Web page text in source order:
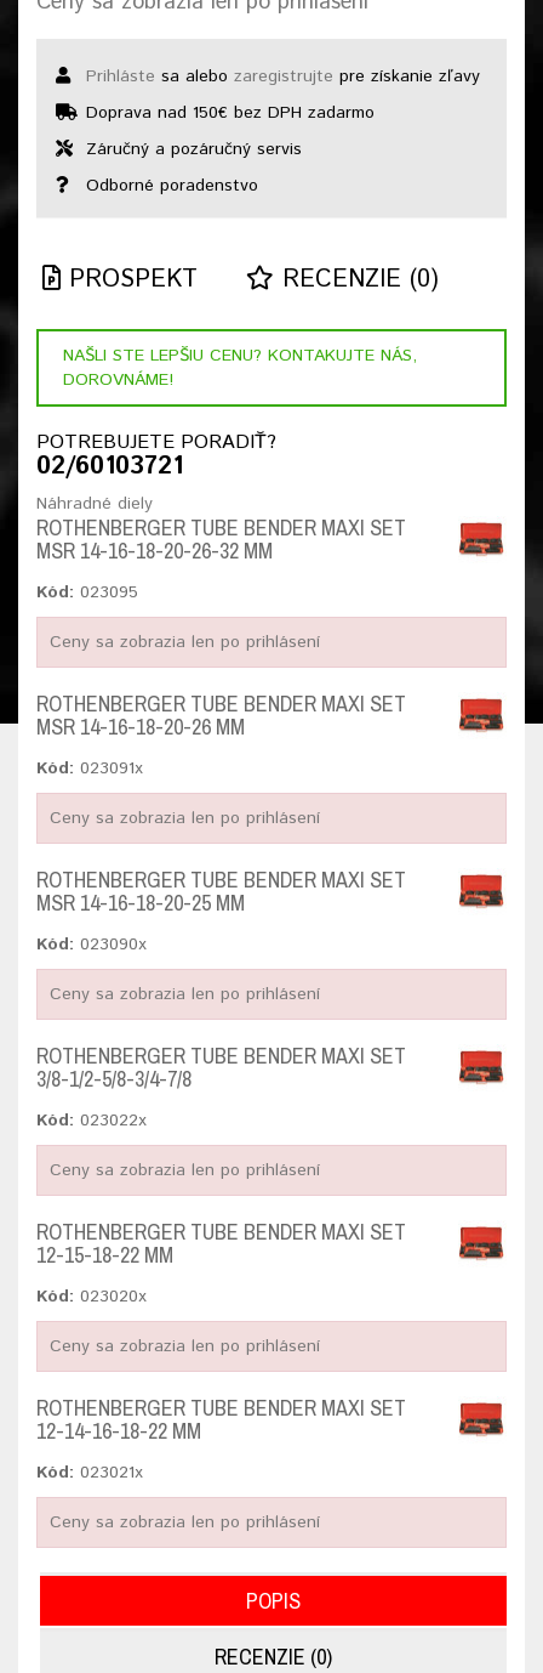
Prihláste sa alebo zaregistrujte pre získanie zľavy
Doprava nad 150€ bez DPH zadarmo
Záručný a pozáručný servis
Odborné poradenstvo
PROSPEKT RECENZIE (0)
NAŠLI STE LEPŠIU CENU? KONTAKUJTE NÁS,
DOROVNÁME!
POTREBUJETE PORADIŤ?
02/60103721
Náhradné diely
ROTHENBERGER TUBE BENDER MAXI SET
MSR 14-16-18-20-26-32 MM
Kód: 023095
Ceny sa zobrazia len po prihlásení
ROTHENBERGER TUBE BENDER MAXI SET
MSR 14-16-18-20-26 MM
Kód: 023091x
Ceny sa zobrazia len po prihlásení
ROTHENBERGER TUBE BENDER MAXI SET
MSR 14-16-18-20-25 MM
Kód: 023090x
Ceny sa zobrazia len po prihlásení
ROTHENBERGER TUBE BENDER MAXI SET
3/8-1/2-5/8-3/4-7/8
Kód: 023022x
Ceny sa zobrazia len po prihlásení
ROTHENBERGER TUBE BENDER MAXI SET
12-15-18-22 MM
Kód: 023020x
Ceny sa zobrazia len po prihlásení
ROTHENBERGER TUBE BENDER MAXI SET
12-14-16-18-22 MM
Kód: 023021x
Ceny sa zobrazia len po prihlásení
POPIS
RECENZIE (0)